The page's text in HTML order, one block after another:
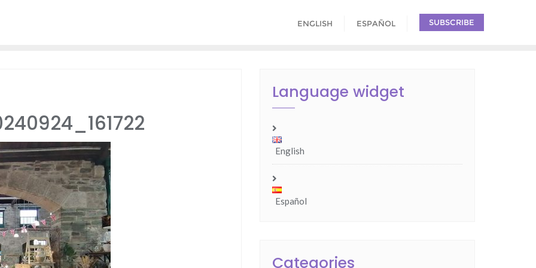
ENGLISH ESPAÑOL SUBSCRIBE
Language widget
English
Español
Categories